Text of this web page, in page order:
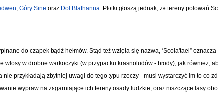
, Góry Sine oraz Dol Blathanna. Plotki głoszą jednak, że tereny polowań
do czapek bądź hełmów. Stąd też wzięła się nazwa, “Scoia'tael” oznacza
włosy w drobne warkoczyki (w przypadku krasnoludów - brody), jak również,
przykładają zbytniej uwagi do tego typu rzeczy - musi wystarczyć im to co
wypraw na zagarniające ich tereny osady ludzkie, oraz niszczące lasy